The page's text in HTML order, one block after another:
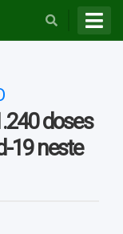
doses
19 neste